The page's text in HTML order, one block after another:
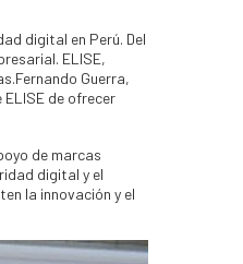
digital en Perú. Del
ELISE,
Guerra,
de ofrecer
de marcas
digital y el
la innovación y el